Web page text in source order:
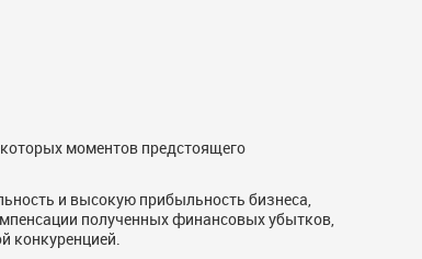
моментов предстоящего
и высокую прибыльность бизнеса,
полученных финансовых убытков,
конкуренцией.